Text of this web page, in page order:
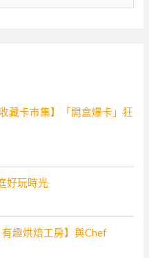
收藏卡市集】「開盒爆卡」狂
好玩時光
有趣烘焙工房】與Chef